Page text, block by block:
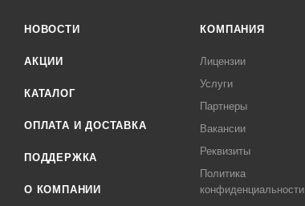
НОВОСТИ
АКЦИИ
КАТАЛОГ
ОПЛАТА И ДОСТАВКА
ПОДДЕРЖКА
О КОМПАНИИ
КОМПАНИЯ
Лицензии
Услуги
Партнеры
Вакансии
Реквизиты
Политика
конфиденциальности